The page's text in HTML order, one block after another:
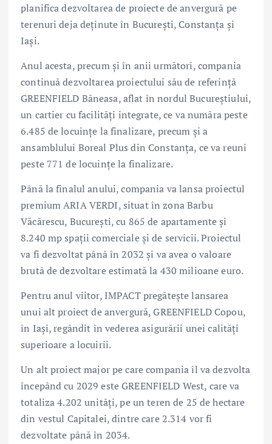
planifica dezvoltarea de proiecte de anvergură pe
terenuri deja deținute în București, Constanța și
Iași.
Anul acesta, precum și în anii următori, compania
continuă dezvoltarea proiectului său de referință
GREENFIELD Băneasa, aflat în nordul Bucureștiului,
un cartier cu facilități integrate, ce va număra peste
6.485 de locuințe la finalizare, precum și a
ansamblului Boreal Plus din Constanța, ce va reuni
peste 771 de locuințe la finalizare.
Până la finalul anului, compania va lansa proiectul
premium ARIA VERDI, situat în zona Barbu
Văcărescu, București, cu 865 de apartamente și
8.240 mp spații comerciale și de servicii. Proiectul
va fi dezvoltat până în 2032 și va avea o valoare
brută de dezvoltare estimată la 430 milioane euro.
Pentru anul viitor, IMPACT pregătește lansarea
unui alt proiect de anvergură, GREENFIELD Copou,
în Iași, regândit în vederea asigurării unei calități
superioare a locuirii.
Un alt proiect major pe care compania îl va dezvolta
începând cu 2029 este GREENFIELD West, care va
totaliza 4.202 unități, pe un teren de 25 de hectare
din vestul Capitalei, dintre care 2.314 vor fi
dezvoltate până în 2034.